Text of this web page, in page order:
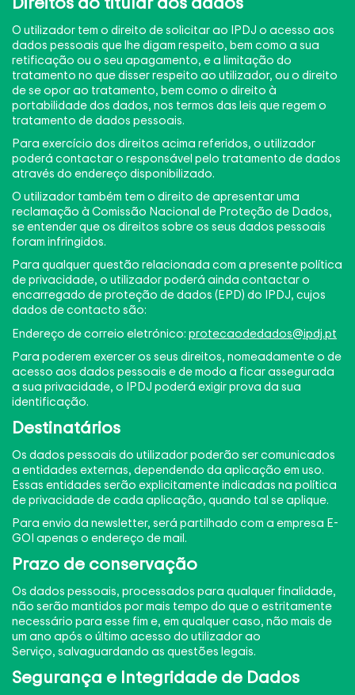
O utilizador tem o direito de solicitar ao IPDJ o acesso aos
dados pessoais que lhe digam respeito, bem como a sua
retificação ou o seu apagamento, e a limitação do
tratamento no que disser respeito ao utilizador, ou o direito
de se opor ao tratamento, bem como o direito à
portabilidade dos dados, nos termos das leis que regem o
tratamento de dados pessoais.
Para exercício dos direitos acima referidos, o utilizador
poderá contactar o responsável pelo tratamento de dados
através do endereço disponibilizado.
O utilizador também tem o direito de apresentar uma
reclamação à Comissão Nacional de Proteção de Dados,
se entender que os direitos sobre os seus dados pessoais
foram infringidos.
Para qualquer questão relacionada com a presente política
de privacidade, o utilizador poderá ainda contactar o
encarregado de proteção de dados (EPD) do IPDJ, cujos
dados de contacto são:
Endereço de correio eletrónico:protecaodedados@ipdj.pt
Para poderem exercer os seus direitos, nomeadamente o de
acesso aos dados pessoais e de modo a ficar assegurada
a sua privacidade, o IPDJ poderá exigir prova da sua
identificação.
Destinatários
Os dados pessoais do utilizador poderão ser comunicados
a entidades externas, dependendo da aplicação em uso.
Essas entidades serão explicitamente indicadas na política
de privacidade de cada aplicação, quando tal se aplique.
Para envio da newsletter, será partilhado com a empresa E-
GOI apenas o endereço de mail.
Prazo de conservação
Os dados pessoais, processados para qualquer finalidade,
não serão mantidos por mais tempo do que o estritamente
necessário para esse fim e, em qualquer caso, não mais de
um ano após o último acesso do utilizador ao
Serviço, salvaguardando as questões legais.
Segurança e Integridade de Dados